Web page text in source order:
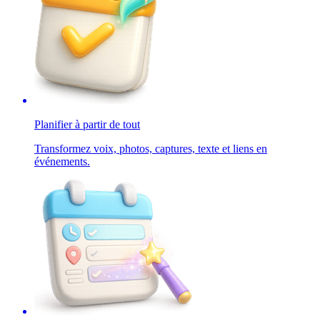
Planifier à partir de tout
Transformez voix, photos, captures, texte et liens en
événements.